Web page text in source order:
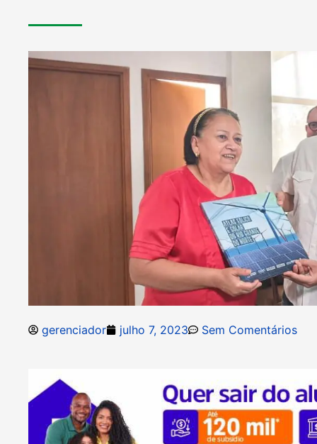
gerenciador julho 7, 2023 Sem Comentários